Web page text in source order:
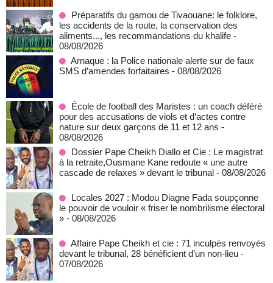
Préparatifs du gamou de Tivaouane: le folklore,
les accidents de la route, la conservation des
aliments..., les recommandations du khalife -
08/08/2026
Arnaque : la Police nationale alerte sur de faux
SMS d’amendes forfaitaires - 08/08/2026
École de football des Maristes : un coach déféré
pour des accusations de viols et d’actes contre
nature sur deux garçons de 11 et 12 ans -
08/08/2026
Dossier Pape Cheikh Diallo et Cie : Le magistrat
à la retraite,Ousmane Kane redoute « une autre
cascade de relaxes » devant le tribunal - 08/08/2026
Locales 2027 : Modou Diagne Fada soupçonne
le pouvoir de vouloir « friser le nombrilisme électoral
» - 08/08/2026
Affaire Pape Cheikh et cie : 71 inculpés renvoyés
devant le tribunal, 28 bénéficient d’un non-lieu -
07/08/2026